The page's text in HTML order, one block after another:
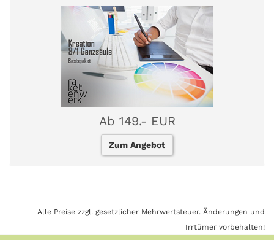
Ab 149.- EUR
Zum Angebot
Alle Preise zzgl. gesetzlicher Mehrwertsteuer. Änderungen und
Irrtümer vorbehalten!